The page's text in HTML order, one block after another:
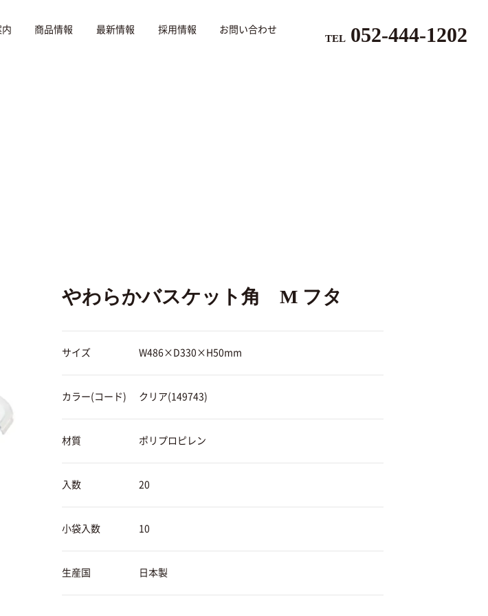
TEL 052-444-1202
内 商品情報 最新情報 採用情報 お問い合わせ
やわらかバスケット角 M フタ
サイズ W486×D330×H50mm
カラー(コード) クリア(149743)
材質 ポリプロピレン
入数 20
小袋入数 10
生産国 日本製